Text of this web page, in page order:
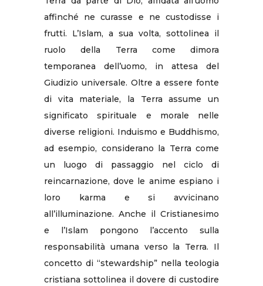
affinché ne curasse e ne custodisse i
frutti. L’Islam, a sua volta, sottolinea il
ruolo della Terra come dimora
temporanea dell’uomo, in attesa del
Giudizio universale. Oltre a essere fonte
di vita materiale, la Terra assume un
significato spirituale e morale nelle
diverse religioni. Induismo e Buddhismo,
ad esempio, considerano la Terra come
un luogo di passaggio nel ciclo di
reincarnazione, dove le anime espiano i
loro karma e si avvicinano
all’illuminazione. Anche il Cristianesimo
e l’Islam pongono l’accento sulla
responsabilità umana verso la Terra. Il
concetto di “stewardship” nella teologia
cristiana sottolinea il dovere di custodire